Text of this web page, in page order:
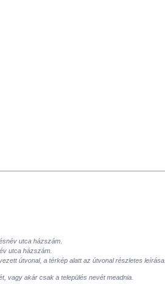
utca házszám
utca házszám
útvonal, a térkép alatt az útvonal részletes leírása.
vagy akár csak a település nevét meadnia.